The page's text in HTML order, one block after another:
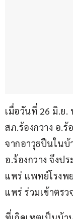
เมื่อวันที่ 26 มิ.ย
สภ.ร้องกวาง อ.ร้
จากอาวุธปืนในบ้
อ.ร้องกวาง จึง
แพร่ แพทย์โรงพ
แพร่ ร่วมเข้าตรว